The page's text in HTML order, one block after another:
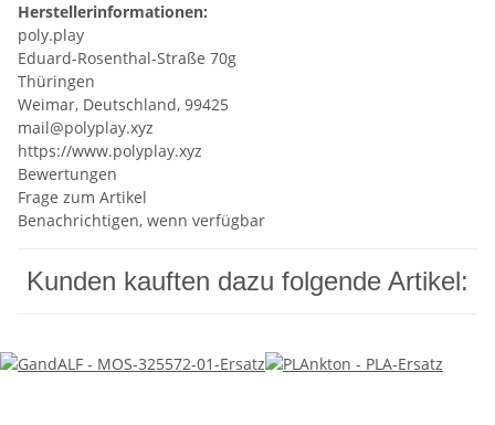
Herstellerinformationen:
poly.play
Eduard-Rosenthal-Straße 70g
Thüringen
Weimar, Deutschland, 99425
mail@polyplay.xyz
https://www.polyplay.xyz
Bewertungen
Frage zum Artikel
Benachrichtigen, wenn verfügbar
Kunden kauften dazu folgende Artikel: